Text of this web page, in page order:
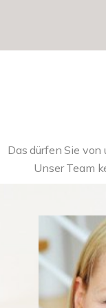
Das dürfen Sie
Unser Team